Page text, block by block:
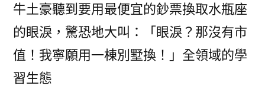
牛土豪聽到要用最便宜的鈔票換取水瓶座
的眼淚，驚恐地大叫：「眼淚？那沒有市
值！我寧願用一棟別墅換！」全領域的學
習生態